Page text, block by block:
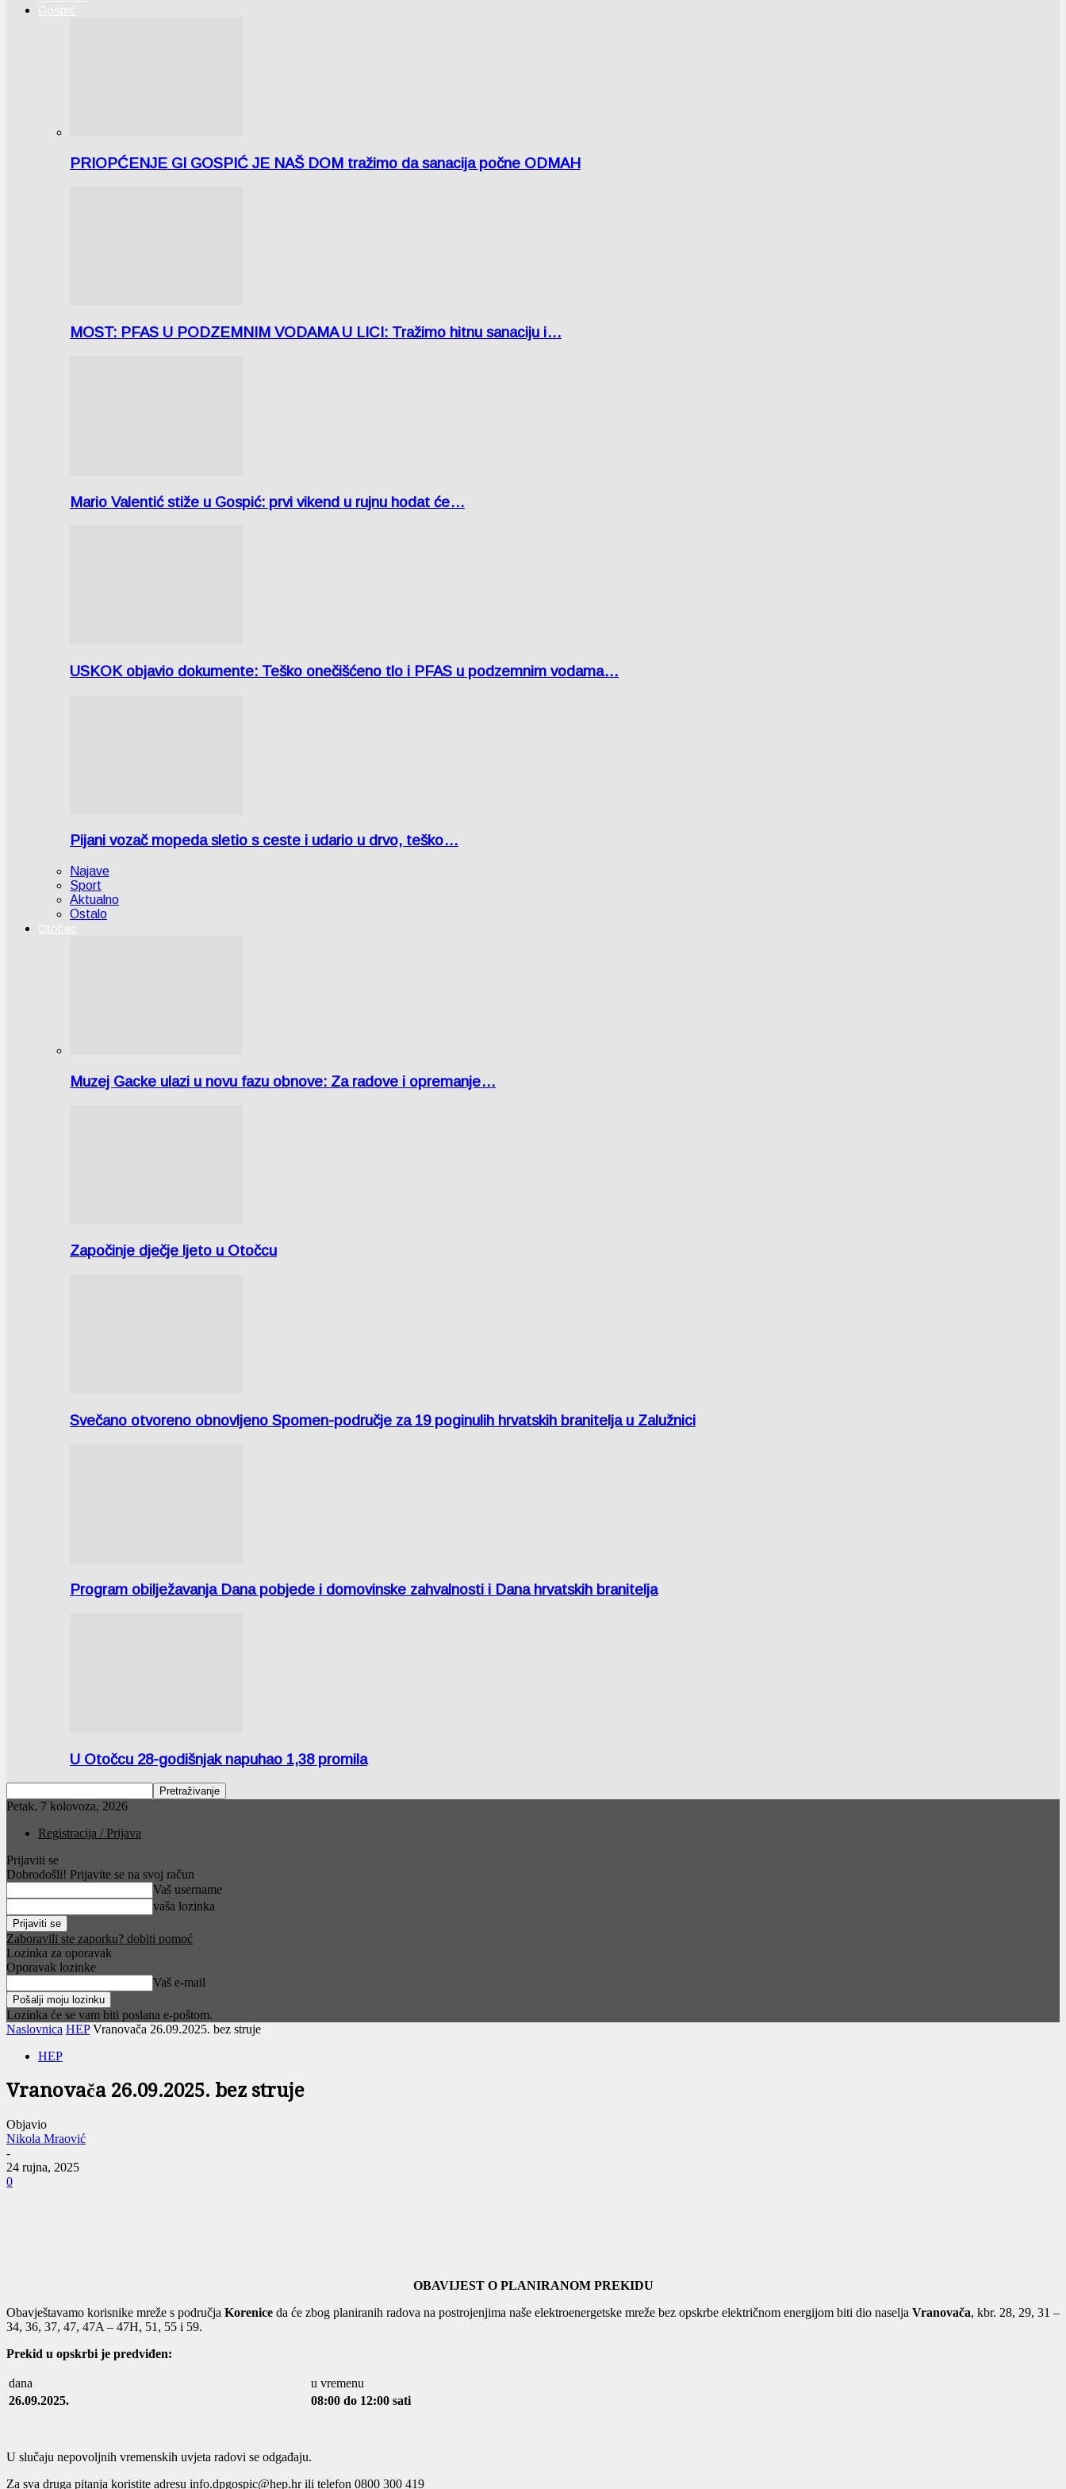
Gospić
PRIOPĆENJE GI GOSPIĆ JE NAŠ DOM tražimo da sanacija počne ODMAH
MOST: PFAS U PODZEMNIM VODAMA U LICI: Tražimo hitnu sanaciju i…
Mario Valentić stiže u Gospić: prvi vikend u rujnu hodat će…
USKOK objavio dokumente: Teško onečišćeno tlo i PFAS u podzemnim vodama…
Pijani vozač mopeda sletio s ceste i udario u drvo, teško…
Najave
Sport
Aktualno
Ostalo
Otočac
Muzej Gacke ulazi u novu fazu obnove: Za radove i opremanje…
Započinje dječje ljeto u Otočcu
Svečano otvoreno obnovljeno Spomen-područje za 19 poginulih hrvatskih branitelja u Zalužnici
Program obilježavanja Dana pobjede i domovinske zahvalnosti i Dana hrvatskih branitelja
U Otočcu 28-godišnjak napuhao 1,38 promila
Petak, 7 kolovoza, 2026
Registracija / Prijava
Prijaviti se
Dobrodošli! Prijavite se na svoj račun
Vaš username
vaša lozinka
Zaboravili ste zaporku? dobiti pomoć
Lozinka za oporavak
Oporavak lozinke
Vaš e-mail
Lozinka će se vam biti poslana e-poštom.
Naslovnica HEP Vranovača 26.09.2025. bez struje
HEP
Vranovača 26.09.2025. bez struje
Objavio
Nikola Mraović
-
24 rujna, 2025
0
OBAVIJEST O PLANIRANOM PREKIDU
Obavještavamo korisnike mreže s područja Korenice da će zbog planiranih radova na postrojenjima naše elektroenergetske mreže bez opskrbe električnom energijom biti dio naselja Vranovača, kbr. 28, 29, 31 –
34, 36, 37, 47, 47A – 47H, 51, 55 i 59.
Prekid u opskrbi je predviđen:
dana
u vremenu
26.09.2025.
08:00 do 12:00 sati
U slučaju nepovoljnih vremenskih uvjeta radovi se odgađaju.
Za sva druga pitanja koristite adresu info.dpgospic@hep.hr ili telefon 0800 300 419